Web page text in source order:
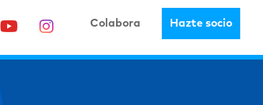
Colabora Hazte socio